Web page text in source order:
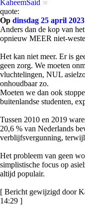
KaheemSaid
quote:
Op dinsdag 25 april
Anders dan de kop van
opnieuw MEER niet-
Het kan niet meer. Er is
geen zorg. We moeten
vluchtelingen, NUL
onhoudbaar zo.
Moeten we dan ook
buitenlandse studenten,
Tussen 2010 en 2019
20,6 % van Nederlands
verblijfsvergunning,
Het probleem van geen
simplistische focus op
altijd populair.
[ Bericht gewijzigd door
14:29 ]